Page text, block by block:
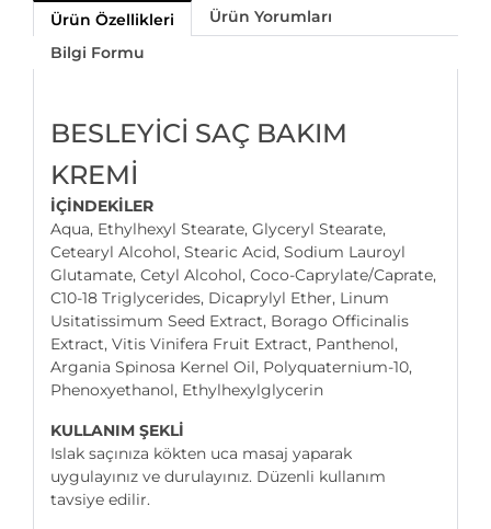
Ürün Özellikleri
Ürün Yorumları
Bilgi Formu
BESLEYİCİ SAÇ BAKIM
KREMİ
İÇİNDEKİLER
Aqua, Ethylhexyl Stearate, Glyceryl Stearate,
Cetearyl Alcohol, Stearic Acid, Sodium Lauroyl
Glutamate, Cetyl Alcohol, Coco-Caprylate/Caprate,
C10-18 Triglycerides, Dicaprylyl Ether, Linum
Usitatissimum Seed Extract, Borago Officinalis
Extract, Vitis Vinifera Fruit Extract, Panthenol,
Argania Spinosa Kernel Oil, Polyquaternium-10,
Phenoxyethanol, Ethylhexylglycerin
KULLANIM ŞEKLİ
Islak saçınıza kökten uca masaj yaparak
uygulayınız ve durulayınız. Düzenli kullanım
tavsiye edilir.